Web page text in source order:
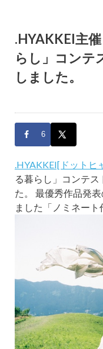
.HYAKKEI主
らし」コンテ
しました。
6
.HYAKKEI[ドットヒ
る暮らし」コンテ
た。 最優秀作品発
ました「ノミネート